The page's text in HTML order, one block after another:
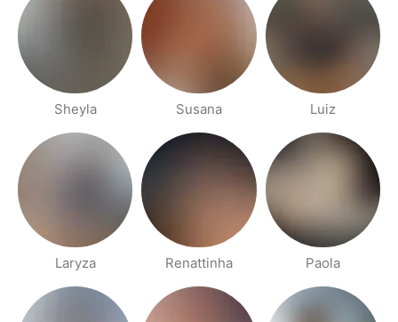
Sheyla Susana Luiz
Laryza Renattinha Paola